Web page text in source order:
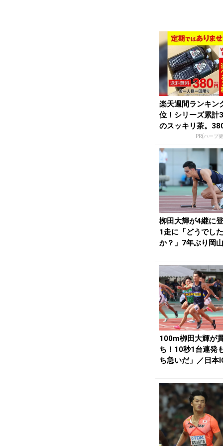
楽天週間ランキン
位！シリーズ累計
のスッキリ茶。
PR(ハーブ
栁田大輝が4継に
1走に「どうでした
か？」7年ぶり岡
100m栁田大輝が
ち！10秒1台連発
ち急いだ」／日本